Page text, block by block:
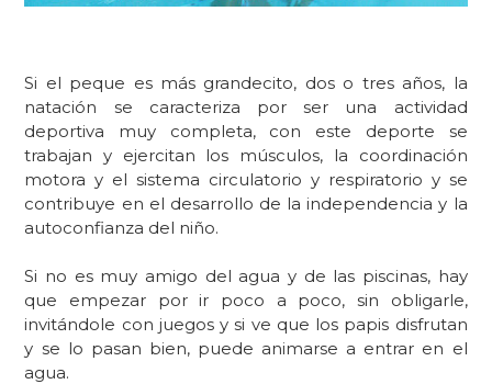
Si el peque es más grandecito, dos o tres años, la
natación se caracteriza por ser una actividad
deportiva muy completa, con este deporte se
trabajan y ejercitan los músculos, la coordinación
motora y el sistema circulatorio y respiratorio y se
contribuye en el desarrollo de laindependencia y la
autoconfianza del niño.
Si no es muy amigo del agua y de las piscinas, hay
que empezar por ir poco a poco, sin obligarle,
invitándole con juegos y si ve que los papis disfrutan
y se lo pasan bien, puede animarse a entrar en el
agua.